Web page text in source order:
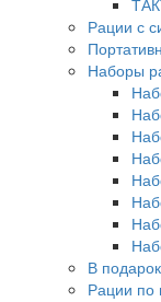
Рации с
Наборы
В
Рации по